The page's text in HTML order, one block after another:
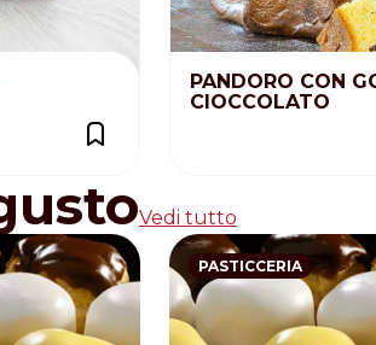
PANDORO CON
CIOCCOLATO
Vedi tutto
PASTICCERIA